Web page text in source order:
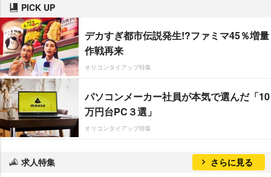
PICK UP
デカすぎ都市伝説発生!?ファミマ45％増量
作戦再来
オリコンタイアップ特集
パソコンメーカー社員が本気で選んだ「10
万円台PC３選」
オリコンタイアップ特集
求人特集 さらに見る